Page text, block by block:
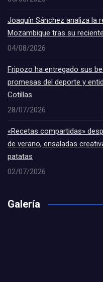
Joaquín Sánchez analiza la
Mozambique tras su
04/08/2026
Fripozo ha entregado sus
promesas del deporte y
Cotillas
28/07/2026
«Recetas compartidas»
de verano, ensaladas
patatas
02/07/2026
Galería